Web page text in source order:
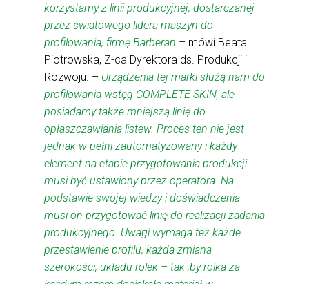
korzystamy z linii produkcyjnej, dostarczanej
przez światowego lidera maszyn do
profilowania, firmę Barberan – mówi Beata
Piotrowska, Z-ca Dyrektora ds. Produkcji i
Rozwoju. – Urządzenia tej marki służą nam do
profilowania wstęg COMPLETE SKIN, ale
posiadamy także mniejszą linię do
opłaszczawiania listew. Proces ten nie jest
jednak w pełni zautomatyzowany i każdy
element na etapie przygotowania produkcji
musi być ustawiony przez operatora. Na
podstawie swojej wiedzy i doświadczenia
musi on przygotować linię do realizacji zadania
produkcyjnego. Uwagi wymaga też każde
przestawienie profilu, każda zmiana
szerokości, układu rolek – tak ,by rolka za